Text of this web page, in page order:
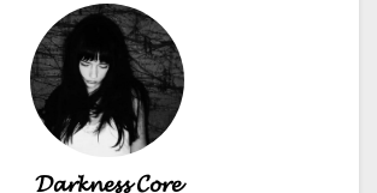
𝓓𝓪𝓻𝓴𝓷𝓮𝓼𝓼 𝓒𝓸𝓻𝓮